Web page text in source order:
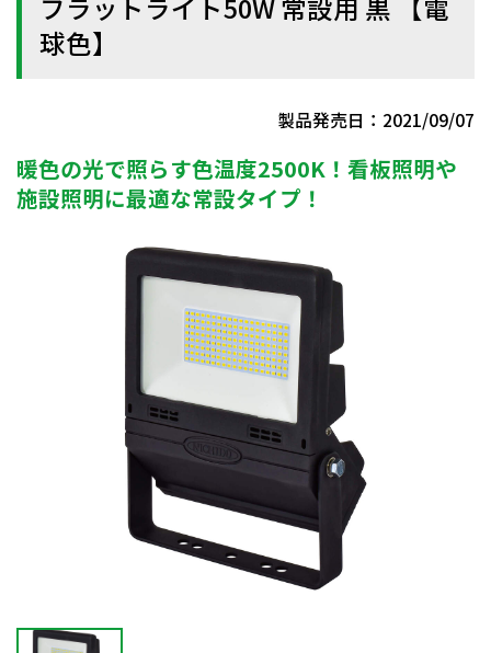
球色】
製品発売日：2021/09/07
暖色の光で照らす色温度2500K！看板照明や
施設照明に最適な常設タイプ！